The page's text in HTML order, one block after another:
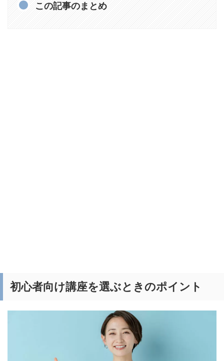
この記事のまとめ
初心者向け講座を選ぶときのポイント